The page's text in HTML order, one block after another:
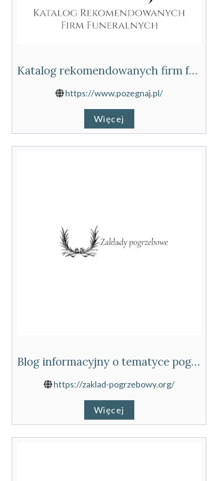
Katalog rekomendowanych firm funeralnych
https://www.pozegnaj.pl/
Więcej
Blog informacyjny o tematyce pogrzebowej
https://zaklad-pogrzebowy.org/
Więcej